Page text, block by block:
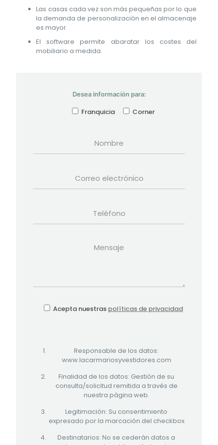
Las casas cada vez son más pequeñas por lo que
la demanda de personalización en el almacenaje
es mayor.
El software permite abaratar los costes del
mobiliario a medida.
Desea información para:
Franquicia Corner
Acepta nuestras políticas de privacidad
Responsable de los datos:
www.lacarmariosyvestidores.com
Finalidad de los datos: Gestión de su
consulta/solicitud remitida a través de
nuestra página web.
Legitimación: Su consentimiento
expresado por la marcación del checkbox
Destinatarios: No se cederán datos a